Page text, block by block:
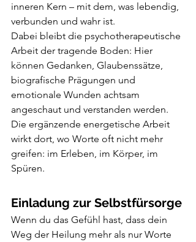
inneren Kern – mit dem, was lebendig,
verbunden und wahr ist.
Dabei bleibt die psychotherapeutische
Arbeit der tragende Boden: Hier
können Gedanken, Glaubenssätze,
biografische Prägungen und
emotionale Wunden achtsam
angeschaut und verstanden werden.
Die ergänzende energetische Arbeit
wirkt dort, wo Worte oft nicht mehr
greifen: im Erleben, im Körper, im
Spüren.
Einladung zur Selbstfürsorge
Wenn du das Gefühl hast, dass dein
Weg der Heilung mehr als nur Worte